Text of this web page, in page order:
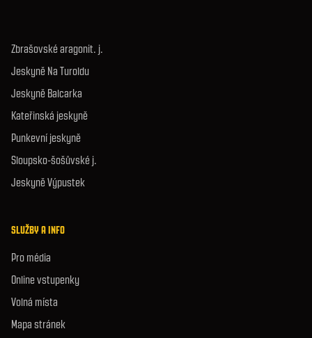
Zbrašovské aragonit. j.
Jeskyně Na Turoldu
Jeskyně Balcarka
Kateřinská jeskyně
Punkevní jeskyně
Sloupsko-šošůvské j.
Jeskyně Výpustek
SLUŽBY A INFO
Pro média
Online vstupenky
Volná místa
Mapa stránek